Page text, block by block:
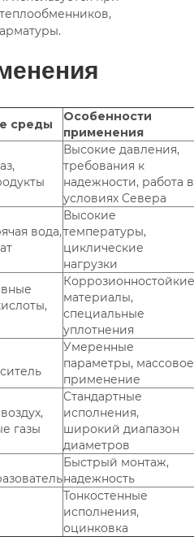
среды
Особенности
применения
Высокие давления,
требования к
надежности, работа в
условиях Севера
вода,
Высокие
температуры,
циклические
нагрузки
Коррозионностойкие
материалы,
специальные
уплотнения
Умеренные
параметры, массовое
применение
газы
Стандартные
исполнения,
широкий диапазон
диаметров
Быстрый монтаж,
надежность
Тонкостенные
исполнения,
оцинковка